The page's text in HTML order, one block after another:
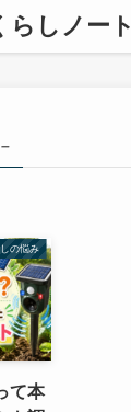
らしノート
の悩み
て本